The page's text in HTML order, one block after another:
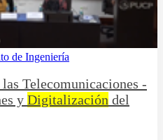
de Ingeniería
Telecomunicaciones -
y Digitalización del